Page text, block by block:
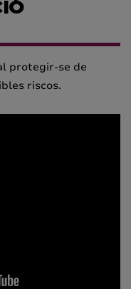
protegir-se de
riscos.